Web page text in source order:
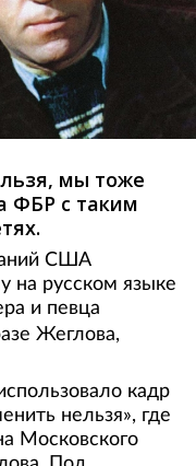
мы тоже
ФБР с таким
США
на русском языке
и певца
Жеглова,
кадр
нельзя», где
Московского